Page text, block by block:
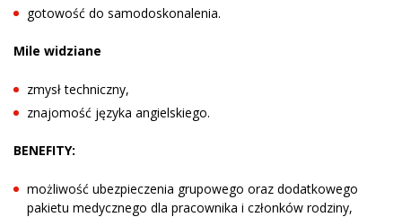
gotowość do samodoskonalenia.
Mile widziane
zmysł techniczny,
znajomość języka angielskiego.
BENEFITY:
możliwość ubezpieczenia grupowego oraz dodatkowego
pakietu medycznego dla pracownika i członków rodziny,